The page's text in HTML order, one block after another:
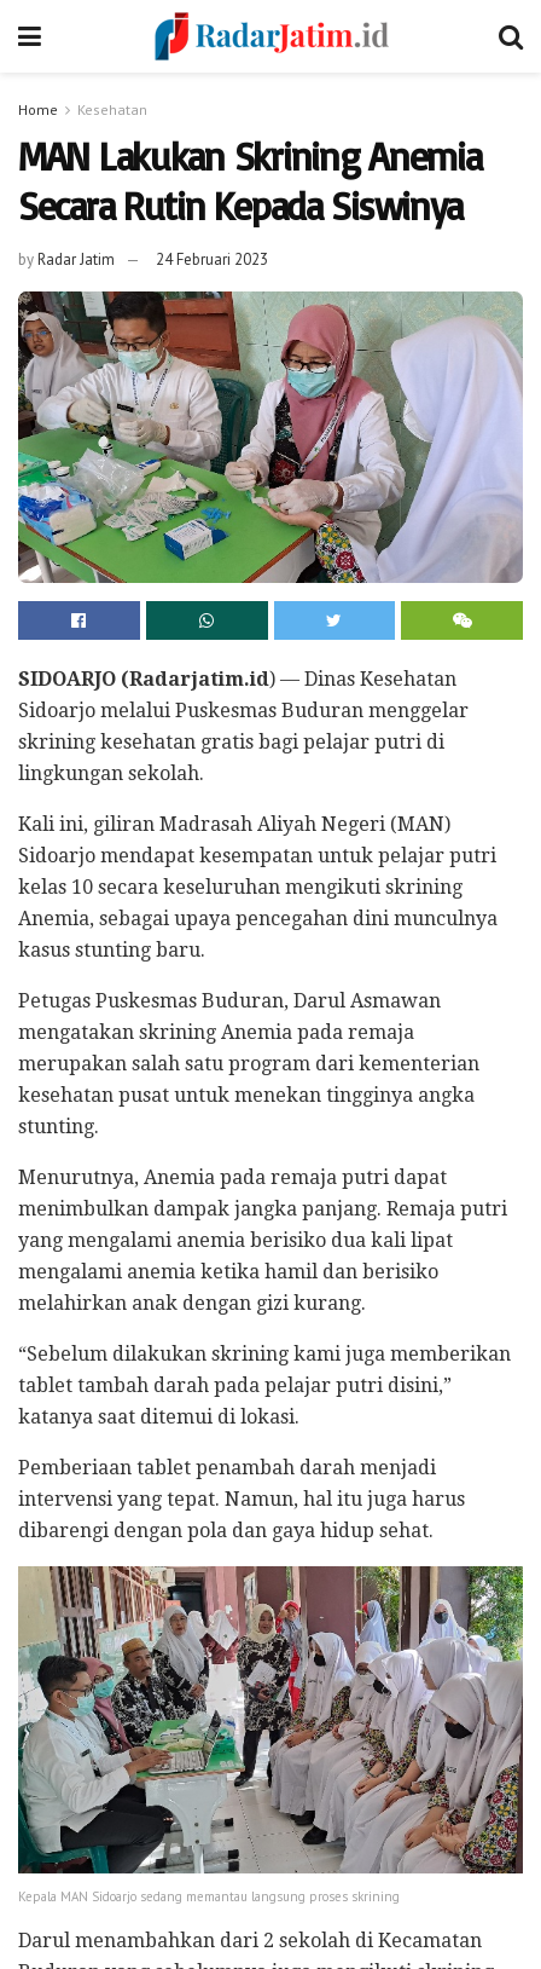
Home Kesehatan
MAN Lakukan Skrining Anemia
Secara Rutin Kepada Siswinya
byRadar Jatim 24 Februari 2023
SIDOARJO (Radarjatim.id) — Dinas Kesehatan
Sidoarjo melalui Puskesmas Buduran menggelar
skrining kesehatan gratis bagi pelajar putri di
lingkungan sekolah.
Kali ini, giliran Madrasah Aliyah Negeri (MAN)
Sidoarjo mendapat kesempatan untuk pelajar putri
kelas 10 secara keseluruhan mengikuti skrining
Anemia, sebagai upaya pencegahan dini munculnya
kasus stunting baru.
Petugas Puskesmas Buduran, Darul Asmawan
mengatakan skrining Anemia pada remaja
merupakan salah satu program dari kementerian
kesehatan pusat untuk menekan tingginya angka
stunting.
Menurutnya, Anemia pada remaja putri dapat
menimbulkan dampak jangka panjang. Remaja putri
yang mengalami anemia berisiko dua kali lipat
mengalami anemia ketika hamil dan berisiko
melahirkan anak dengan gizi kurang.
“Sebelum dilakukan skrining kami juga memberikan
tablet tambah darah pada pelajar putri disini,”
katanya saat ditemui di lokasi.
Pemberiaan tablet penambah darah menjadi
intervensi yang tepat. Namun, hal itu juga harus
dibarengi dengan pola dan gaya hidup sehat.
Kepala MAN Sidoarjo sedang memantau langsung proses skrining
Darul menambahkan dari 2 sekolah di Kecamatan